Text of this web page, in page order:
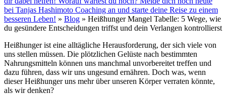
bei Tanjas Hashimoto Coaching an und starte deine Reise zu einem
besseren Leben! » Blog » Heißhunger Mangel Tabelle: 5 Wege, wie
du gesündere Entscheidungen triffst und dein Verlangen kontrollierst
Heißhunger ist eine alltägliche Herausforderung, der sich viele von
uns stellen müssen. Die plötzlichen Gelüste nach bestimmten
Nahrungsmitteln können uns manchmal unvorbereitet treffen und
dazu führen, dass wir uns ungesund ernähren. Doch was, wenn
dieser Heißhunger uns mehr über unseren Körper verraten könnte,
als wir denken?